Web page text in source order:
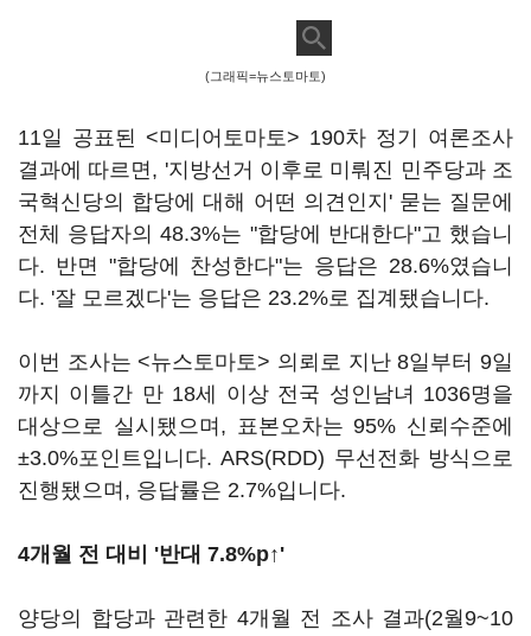
(그래픽=뉴스토마토)
11일 공표된 <미디어토마토> 190차 정기 여론조사
결과에 따르면, '지방선거 이후로 미뤄진 민주당과 조
국혁신당의 합당에 대해 어떤 의견인지' 묻는 질문에
전체 응답자의 48.3%는 "합당에 반대한다"고 했습니
다. 반면 "합당에 찬성한다"는 응답은 28.6%였습니
다. '잘 모르겠다'는 응답은 23.2%로 집계됐습니다.
이번 조사는 <뉴스토마토> 의뢰로 지난 8일부터 9일
까지 이틀간 만 18세 이상 전국 성인남녀 1036명을
대상으로 실시됐으며, 표본오차는 95% 신뢰수준에
±3.0%포인트입니다. ARS(RDD) 무선전화 방식으로
진행됐으며, 응답률은 2.7%입니다.
4개월 전 대비 '반대 7.8%p↑'
양당의 합당과 관련한 4개월 전 조사 결과(2월9~10